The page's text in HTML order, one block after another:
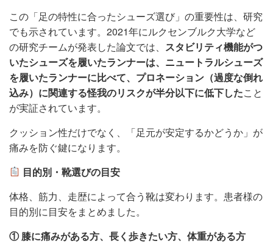
この「足の特性に合ったシューズ選び」の重要性は、研究
でも示されています。2021年にルクセンブルク大学など
の研究チームが発表した論文では、 スタビリティ機能がつ
いたシューズを履いたランナーは、ニュートラルシューズ
を履いたランナーに比べて、プロネーション（過度な倒れ
込み）に関連する怪我のリスクが半分以下に低下したこと
が実証されています。
クッション性だけでなく、「足元が安定するかどうか」が
痛みを防ぐ鍵になります。
目的別・靴選びの目安
体格、筋力、走歴によって合う靴は変わります。患者様の
目的別に目安をまとめました。
①膝に痛みがある方、長く歩きたい方、体重がある方